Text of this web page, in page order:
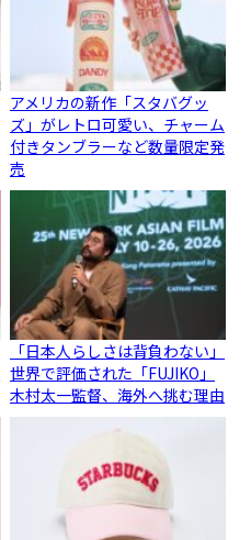
アメリカの新作「スタバグッ
ズ」がレトロ可愛い、チャーム
付きタンブラーなど数量限定発
売
「日本人らしさは背負わない」
世界で評価された「FUJIKO」
木村太一監督、海外へ挑む理由